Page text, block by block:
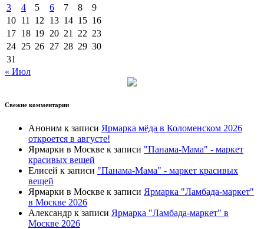
3
4 5 6 7 8
9
10 11 12 13 14 15 16
17 18 19 20 21 22 23
24 25 26 27 28 29 30
31
« Июл
Свежие комментарии
Аноним к записи Ярмарка мёда в Коломенском 2026
откроется в августе!
Ярмарки в Москве к записи "Панама-Мама" - маркет
красивых вещей
Елисей к записи "Панама-Мама" - маркет красивых
вещей
Ярмарки в Москве к записи Ярмарка "Ламбада-маркет"
в Москве 2026
Александр к записи Ярмарка "Ламбада-маркет" в
Москве 2026